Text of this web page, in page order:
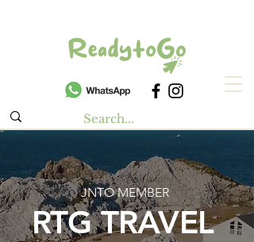
JNTO MEMBER
RTG TRAVEL